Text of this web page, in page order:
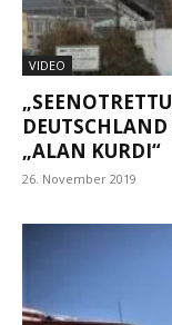
VIDEO
DEUTSCHLAND
„ALAN KURDI“
26. November 2019